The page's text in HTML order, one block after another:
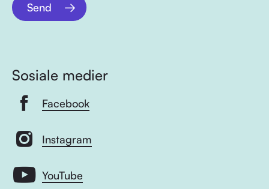
Send
Sosiale medier
Facebook
Instagram
YouTube